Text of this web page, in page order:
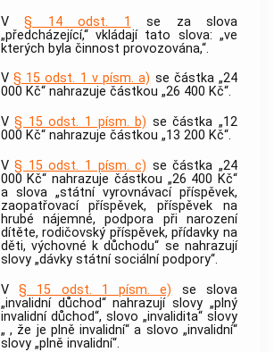
V§ 14 odst. 1
se za slova
„předcházející,“ vkládají tato slova: „ve
kterých byla činnost provozována,“.
V § 15 odst. 1 v písm. a) se částka „24
000 Kč“ nahrazuje částkou „26 400 Kč“.
V§ 15 odst. 1 písm. b) se částka „12
000 Kč“ nahrazuje částkou „13 200 Kč“.
V§ 15 odst. 1 písm. c) se částka „24
000 Kč“ nahrazuje částkou „26 400 Kč“
a slova „státní vyrovnávací příspěvek,
zaopatřovací příspěvek, příspěvek na
hrubé nájemné, podpora při narození
dítěte, rodičovský příspěvek, přídavky na
děti, výchovné k důchodu“ se nahrazují
slovy „dávky státní sociální podpory“.
V§ 15 odst. 1 písm. e) se slova
„invalidní důchod“ nahrazují slovy „plný
invalidní důchod“, slovo „invalidita“ slovy
„ , že je plně invalidní“ a slovo „invalidní“
slovy „plně invalidní“.